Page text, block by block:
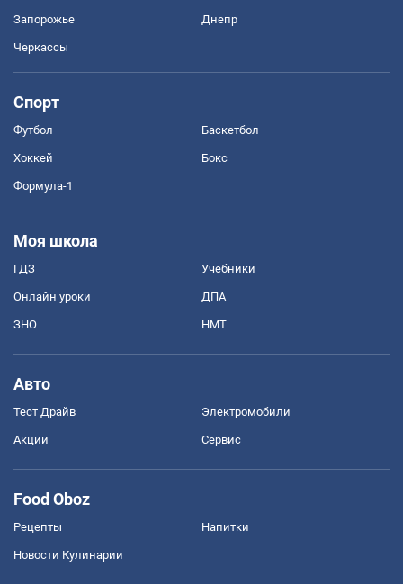
Запорожье Днепр
Черкассы
Спорт
Футбол Баскетбол
Хоккей Бокс
Формула-1
Моя школа
ГДЗ Учебники
Онлайн уроки ДПА
ЗНО НМТ
Авто
Тест Драйв Электромобили
Акции Сервис
Food Oboz
Рецепты Напитки
Новости Кулинарии